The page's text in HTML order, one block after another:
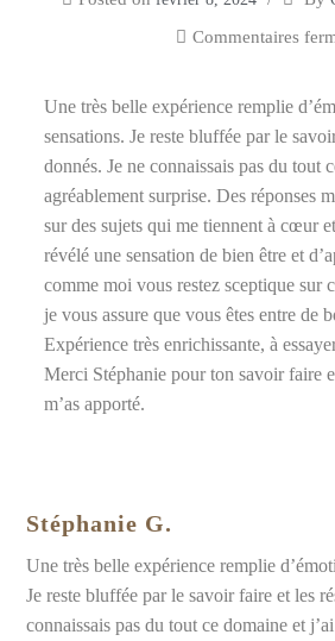
Commentaires
Une très belle expérience remplie
sensations. Je reste bluffée par le
donnés. Je ne connaissais pas du tout
agréablement surprise. Des réponses
sur des sujets qui me tiennent à cœur
révélé une sensation de bien être et
comme moi vous restez sceptique sur
je vous assure que vous êtes entre de
Expérience très enrichissante, à
Merci Stéphanie pour ton savoir faire
m’as apporté.
Stéphanie G.
Une très belle expérience remplie
Je reste bluffée par le savoir faire et les
connaissais pas du tout ce domaine et